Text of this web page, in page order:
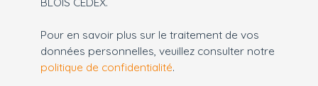
Pour en savoir plus sur le traitement de vos
données personnelles, veuillez consulter notre
politique de confidentialité.